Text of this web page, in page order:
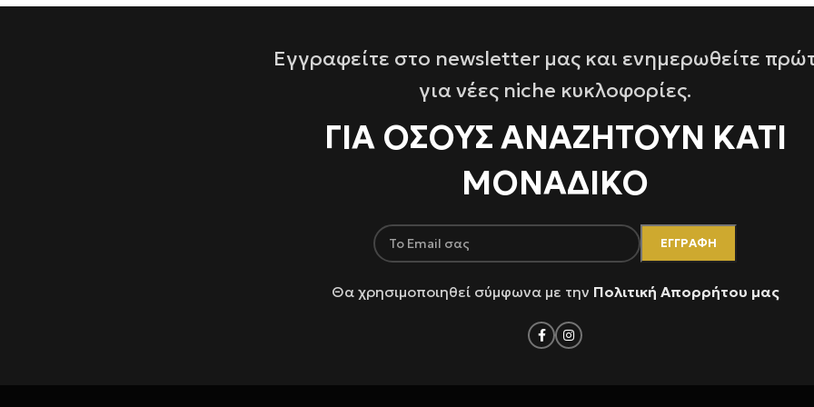
Εγγραφείτε στο newsletter μας και ενημερωθείτε
για νέες niche κυκλοφορίες.
ΓΙΑ ΌΣΟΥΣ ΑΝΑΖΗΤΟΥΝ ΚΑΤΙ
ΜΟΝΑΔΙΚΟ
Θα χρησιμοποιηθεί σύμφωνα με την Πολιτική Απορρήτου μας